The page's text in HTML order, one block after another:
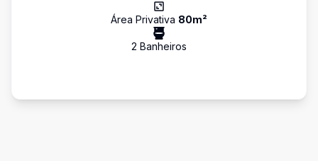
Área Privativa 80m²
2 Banheiros